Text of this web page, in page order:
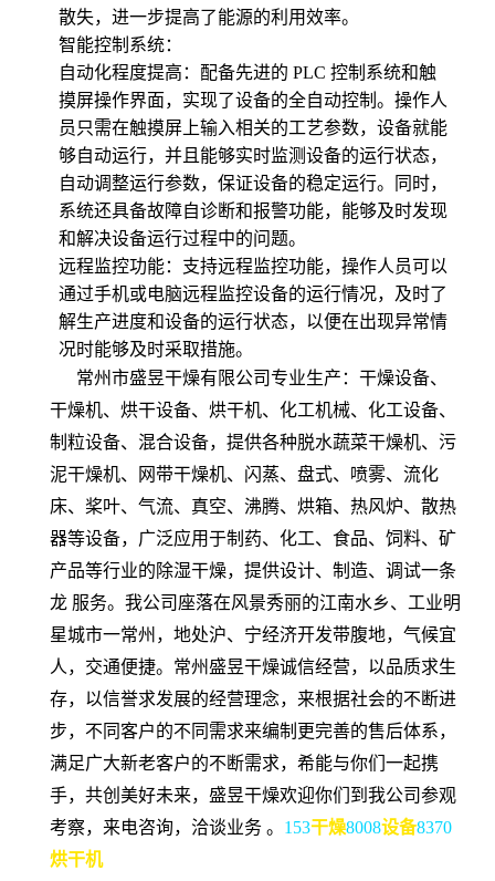
散失，进一步提高了能源的利用效率。
智能控制系统：
自动化程度提高：配备先进的 PLC 控制系统和触
摸屏操作界面，实现了设备的全自动控制。操作人
员只需在触摸屏上输入相关的工艺参数，设备就能
够自动运行，并且能够实时监测设备的运行状态，
自动调整运行参数，保证设备的稳定运行。同时，
系统还具备故障自诊断和报警功能，能够及时发现
和解决设备运行过程中的问题。
远程监控功能：支持远程监控功能，操作人员可以
通过手机或电脑远程监控设备的运行情况，及时了
解生产进度和设备的运行状态，以便在出现异常情
况时能够及时采取措施。
常州市盛昱干燥有限公司专业生产：干燥设备、
干燥机、烘干设备、烘干机、化工机械、化工设备、
制粒设备、混合设备，提供各种脱水蔬菜干燥机、污
泥干燥机、网带干燥机、闪蒸、盘式、喷雾、流化
床、桨叶、气流、真空、沸腾、烘箱、热风炉、散热
器等设备，广泛应用于制药、化工、食品、饲料、矿
产品等行业的除湿干燥，提供设计、制造、调试一条
龙 服务。我公司座落在风景秀丽的江南水乡、工业明
星城市一常州，地处沪、宁经济开发带腹地，气候宜
人，交通便捷。常州盛昱干燥诚信经营，以品质求生
存，以信誉求发展的经营理念，来根据社会的不断进
步，不同客户的不同需求来编制更完善的售后体系，
满足广大新老客户的不断需求，希能与你们一起携
手，共创美好未来，盛昱干燥欢迎你们到我公司参观
考察，来电咨询，洽谈业务 。 153干燥8008设备8370
烘干机